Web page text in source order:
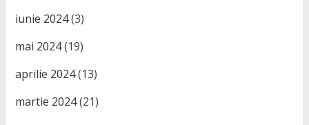
iunie 2024(3)
mai 2024(19)
aprilie 2024(13)
martie 2024(21)